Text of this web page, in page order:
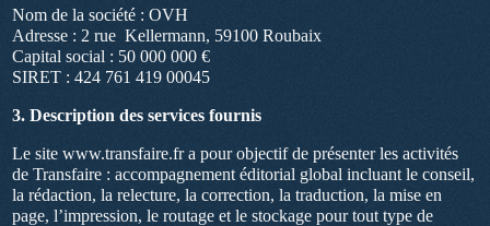
Nom de la société : OVH
Adresse : 2 rue Kellermann, 59100 Roubaix
Capital social : 50 000 000 €
SIRET : 424 761 419 00045
3. Description des services fournis
Le site www.transfaire.fr a pour objectif de présenter les activités
de Transfaire : accompagnement éditorial global incluant le conseil,
la rédaction, la relecture, la correction, la traduction, la mise en
page, l’impression, le routage et le stockage pour tout type de